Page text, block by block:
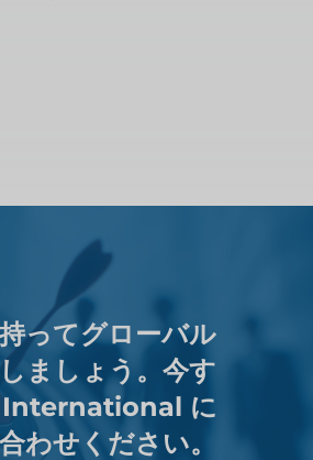
ってグローバル
ましょう。今す
International に
わせください。